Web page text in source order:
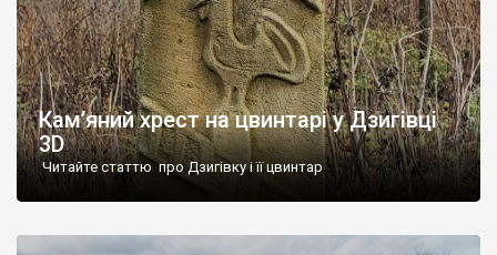
Кам’яний хрест на цвинтарі у Дзигівці
3D
Читайте статтю про Дзигівку і її цвинтар